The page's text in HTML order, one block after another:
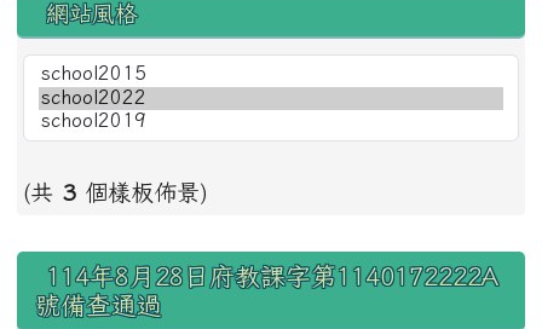
網站風格
(共 3 個樣板佈景)
右邊區域內容
114年8月28日府教課字第1140172222A
號備查通過